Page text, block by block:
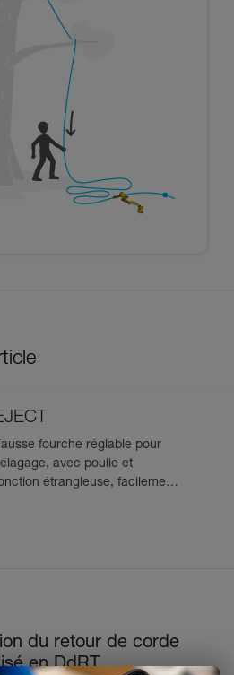
fourche réglable pour
avec poulie et
étrangleuse, facilement
du retour de corde
en DdRT